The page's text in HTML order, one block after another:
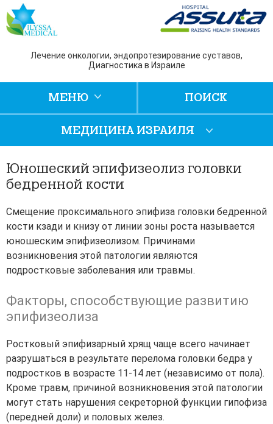
Лечение онкологии, эндопротезирование суставов,
Диагностика в Израиле
ПОИСК
МЕНЮ
Юношеский эпифизеолиз головки
бедренной кости
Смещение проксимального эпифиза головки бедренной
кости кзади и книзу от линии зоны роста называется
юношеским эпифизеолизом. Причинами
возникновения этой патологии являются
подростковые заболевания или травмы.
Факторы, способствующие развитию
эпифизеолиза
Ростковый эпифизарный хрящ чаще всего начинает
разрушаться в результате перелома головки бедра у
подростков в возрасте 11-14 лет (независимо от пола).
Кроме травм, причиной возникновения этой патологии
могут стать нарушения секреторной функции гипофиза
(передней доли) и половых желез.
МЕДИЦИНА ИЗРАИЛЯ